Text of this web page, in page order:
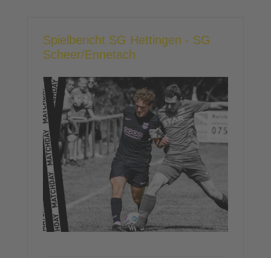
Spielbericht SG Hettingen - SG
Scheer/Ennetach